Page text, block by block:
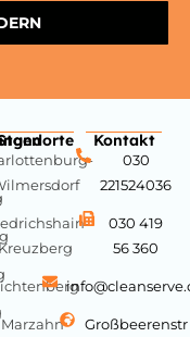
Kreuzberg
Marzahn-
Kontakt
030
221524036
030 419
56 360
Großbeerenstr